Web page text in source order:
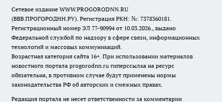
Сетевое издание WWW.PROGORODNN.RU
(ВВВ.ПРОГОРОДНН.РУ). Регистрация РКН: №: 7378360181.
Регистрационный номер ЭЛ 77-90994 от 10.03.2026., выдано
Федеральной службой по надзору в сфере связи, информационных
технологий и массовых коммуникаций.
Возрастная категория сайта 16+. При использовании материалов
новостного портала progorodnn.ru гиперссылка на ресурс
обязательна, в противном случае будут применены нормы
законодательства РФ об авторских и смежных правах.
Редакция портала не несет ответственности за комментарии